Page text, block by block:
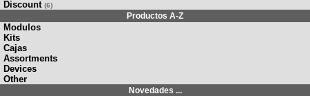
Discount (6)
Productos A-Z
Modulos
Kits
Cajas
Assortments
Devices
Other
Novedades ...